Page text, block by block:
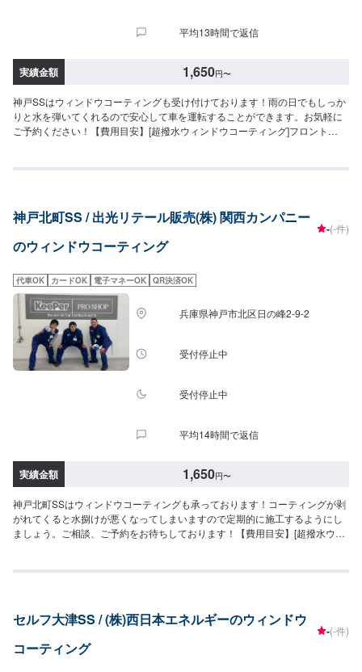
平均13時間で返信
実績金額 1,650円〜
神戸SSはウィンドウコーティングも受け付けております！雨の日でもしっか
りと水を弾いてくれるので安心して車を運転することができます。お気軽に
ご予約ください！【費用目安】[超撥水ウィンドウコーティング]フロント
1,650円L〜XLサイズ：1,970円全面SS〜Mサイズ：4,620円L〜LLサイズ：
神戸北町SS / 出光リテール販売(株) 関西カンパニー
のウィンドウコーティング
-(-件)
代車OK カードOK 電子マネーOK QR決済OK
兵庫県神戸市北区日の峰2-9-2
受付停止中
受付停止中
平均14時間で返信
実績金額 1,650円〜
神戸北町SSはウィンドウコーティングも承っております！コーティングが剥
がれてくると水捌けが悪くなってしまいますので定期的に施工するようにし
ましょう。ご相談、ご予約をお待ちしております！【費用目安】[超撥水ウィ
取り]フロントSS~Mサイズ：1,650円L〜XLサイズ：1,970円全面SS〜Mサイ
セルフ大津SS / (株)西日本エネルギーのウィンドウ
コーティング
-(-件)